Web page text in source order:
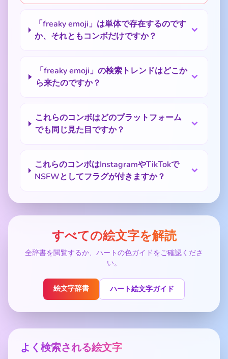
「freaky emoji」は単体で存在するのです
か、それともコンボだけですか？
「freaky emoji」の検索トレンドはどこか
ら来たのですか？
これらのコンボはどのプラットフォーム
でも同じ見た目ですか？
これらのコンボはInstagramやTikTokで
NSFWとしてフラグが付きますか？
すべての絵文字を解読
全辞書を閲覧するか、ハートの色ガイドをご確認くださ
い。
絵文字辞書 ハート絵文字ガイド
よく検索される絵文字